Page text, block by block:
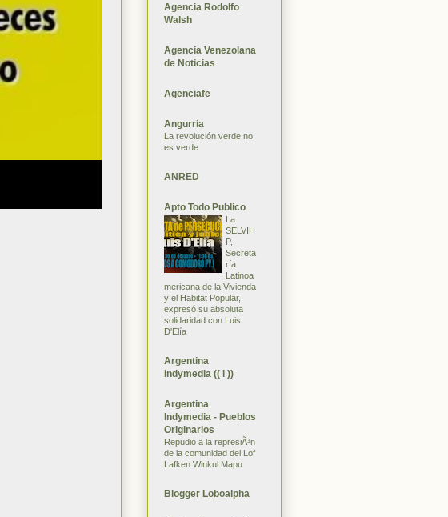
Agencia Rodolfo
Walsh
Agencia Venezolana
de Noticias
Agenciafe
Angurria
La revolución verde no
es verde
ANRED
Apto Todo Publico
La
SELVIH
P,
Secreta
ría
Latinoa
mericana de la Vivienda
y el Habitat Popular,
expresó su absoluta
solidaridad con Luis
D'Elía
Argentina
Indymedia (( i ))
Argentina
Indymedia - Pueblos
Originarios
Repudio a la represiÃ³n
de la comunidad del Lof
Lafken Winkul Mapu
Blogger Loboalpha